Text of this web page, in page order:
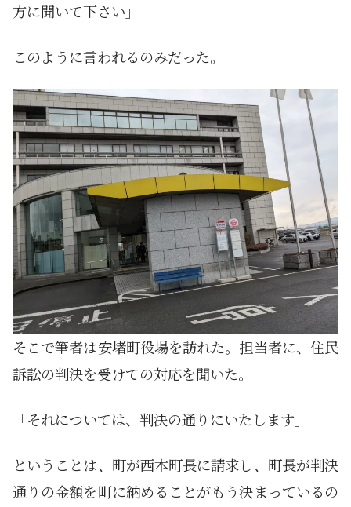
方に聞いて下さい」
このように言われるのみだった。
そこで筆者は安堵町役場を訪れた。担当者に、住民
訴訟の判決を受けての対応を聞いた。
「それについては、判決の通りにいたします」
ということは、町が西本町長に請求し、町長が判決
通りの金額を町に納めることがもう決まっているの